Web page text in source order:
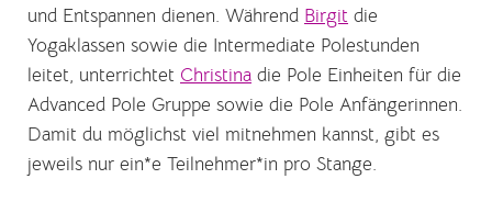
und Entspannen dienen. Während Birgit die
Yogaklassen sowie die Intermediate Polestunden
leitet, unterrichtet Christina die Pole Einheiten für die
Advanced Pole Gruppe sowie die Pole Anfängerinnen.
Damit du möglichst viel mitnehmen kannst, gibt es
jeweils nur ein*e Teilnehmer*in pro Stange.